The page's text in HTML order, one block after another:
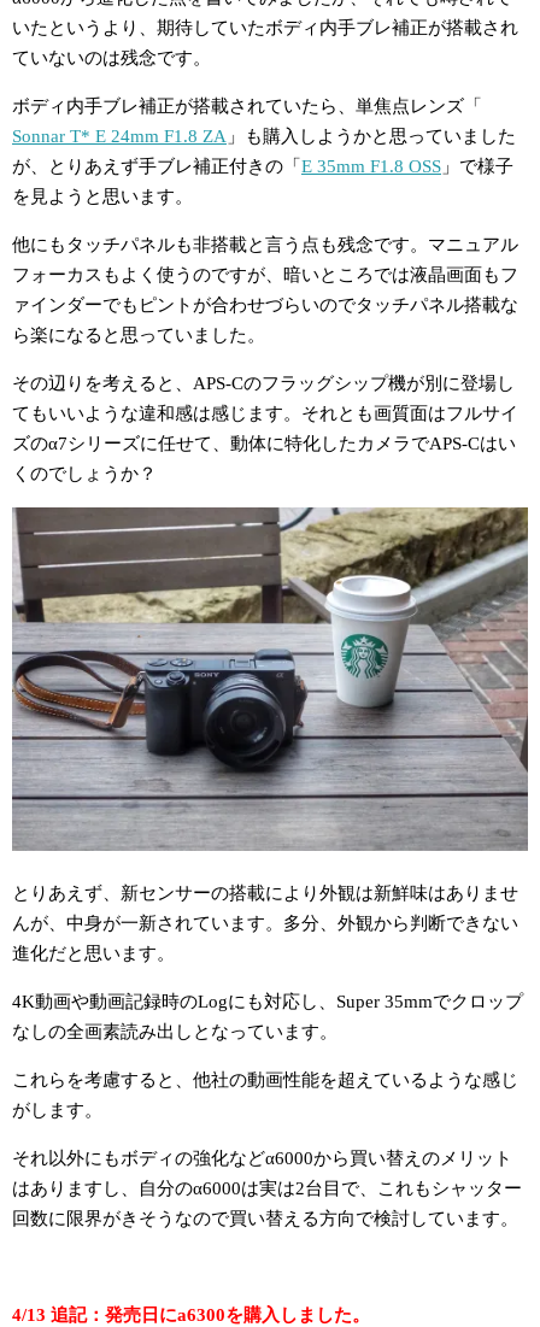
いたというより、期待していたボディ内手ブレ補正が搭載され
ていないのは残念です。
ボディ内手ブレ補正が搭載されていたら、単焦点レンズ「
Sonnar T* E 24mm F1.8 ZA 」も購入しようかと思っていました
が、とりあえず手ブレ補正付きの「 E 35mm F1.8 OSS 」で様子
を見ようと思います。
他にもタッチパネルも非搭載と言う点も残念です。マニュアル
フォーカスもよく使うのですが、暗いところでは液晶画面もフ
ァインダーでもピントが合わせづらいのでタッチパネル搭載な
ら楽になると思っていました。
その辺りを考えると、APS-Cのフラッグシップ機が別に登場し
てもいいような違和感は感じます。それとも画質面はフルサイ
ズのα7シリーズに任せて、動体に特化したカメラでAPS-Cはい
くのでしょうか？
とりあえず、新センサーの搭載により外観は新鮮味はありませ
んが、中身が一新されています。多分、外観から判断できない
進化だと思います。
4K動画や動画記録時のLogにも対応し、Super 35mmでクロップ
なしの全画素読み出しとなっています。
これらを考慮すると、他社の動画性能を超えているような感じ
がします。
それ以外にもボディの強化などα6000から買い替えのメリット
はありますし、自分のα6000は実は2台目で、これもシャッター
回数に限界がきそうなので買い替える方向で検討しています。
4/13 追記：発売日にa6300を購入しました。